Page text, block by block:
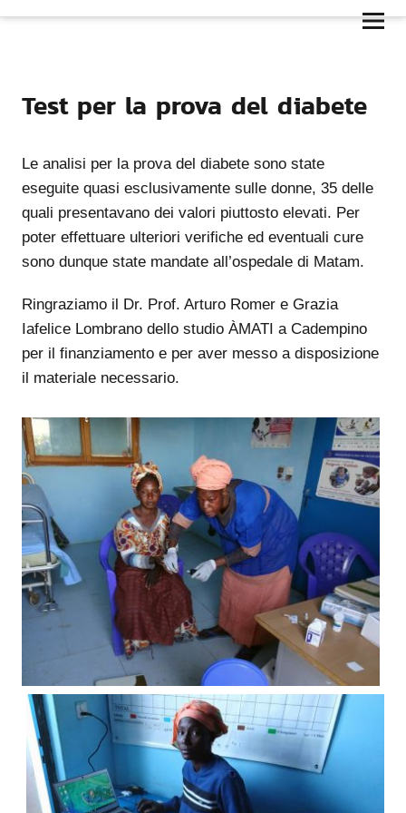
Test per la prova del diabete
Le analisi per la prova del diabete sono state
eseguite quasi esclusivamente sulle donne, 35 delle
quali presentavano dei valori piuttosto elevati. Per
poter effettuare ulteriori verifiche ed eventuali cure
sono dunque state mandate all’ospedale di Matam.
Ringraziamo il Dr. Prof. Arturo Romer e Grazia
Iafelice Lombrano dello studio ÀMATI a Cadempino
per il finanziamento e per aver messo a disposizione
il materiale necessario.